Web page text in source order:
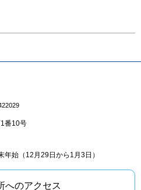
番10号
始（12月29日から1月3日）
へのアクセス